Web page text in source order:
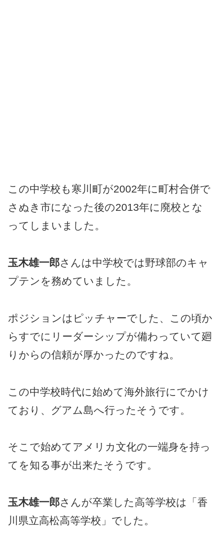
この中学校も寒川町が2002年に町村合併で
さぬき市になった後の2013年に廃校とな
ってしまいました。
玉木雄一郎さんは中学校では野球部のキャ
プテンを務めていました。
ポジションはピッチャーでした、この頃か
らすでにリーダーシップが備わっていて廻
りからの信頼が厚かったのですね。
この中学校時代に始めて海外旅行にでかけ
ており、グアム島へ行ったそうです。
そこで始めてアメリカ文化の一端身を持っ
てを知る事が出来たそうです。
玉木雄一郎さんが卒業した高等学校は「香
川県立高松高等学校」でした。